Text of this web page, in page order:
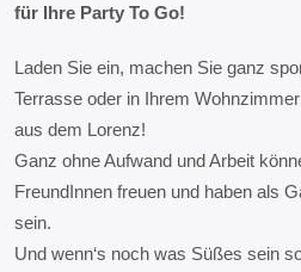
für Ihre Party To Go!
Laden Sie ein, machen Sie ganz
Terrasse oder in Ihrem
aus dem Lorenz!
Ganz ohne Aufwand und Arbeit
FreundInnen freuen und haben als
sein.
Und wenn‘s noch was Süßes sein